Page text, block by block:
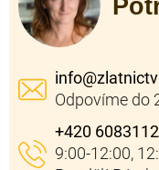
info@
+420